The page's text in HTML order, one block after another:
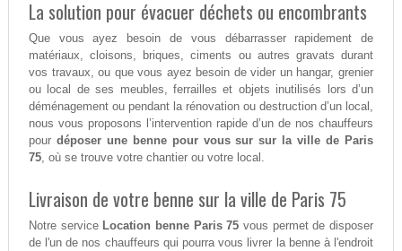
La solution pour évacuer déchets ou encombrants
Que vous ayez besoin de vous débarrasser rapidement de
matériaux, cloisons, briques, ciments ou autres gravats durant
vos travaux, ou que vous ayez besoin de vider un hangar, grenier
ou local de ses meubles, ferrailles et objets inutilisés lors d’un
déménagement ou pendant la rénovation ou destruction d’un local,
nous vous proposons l’intervention rapide d’un de nos chauffeurs
pour déposer une benne pour vous sur sur la ville de Paris
75, où se trouve votre chantier ou votre local.
Livraison de votre benne sur la ville de Paris 75
Notre service Location benne Paris 75 vous permet de disposer
de l'un de nos chauffeurs qui pourra vous livrer la benne à l'endroit